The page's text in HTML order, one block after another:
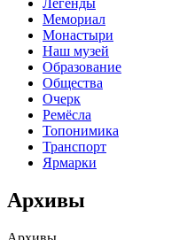
Легенды
Мемориал
Монастыри
Наш музей
Образование
Общества
Очерк
Ремёсла
Топонимика
Транспорт
Ярмарки
Архивы